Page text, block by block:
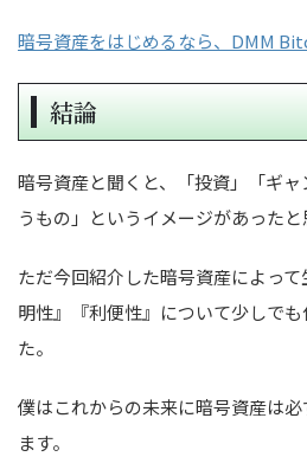
暗号資産をはじめるなら、DMM
結論
暗号資産と聞くと、「投資」「ギ
うもの」というイメージがあったと
ただ今回紹介した暗号資産によっ
明性』『利便性』について少しで
た。
僕はこれからの未来に暗号資産は
ます。